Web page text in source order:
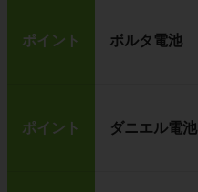
ポイント ボルタ電池
ポイント ダニエル電池